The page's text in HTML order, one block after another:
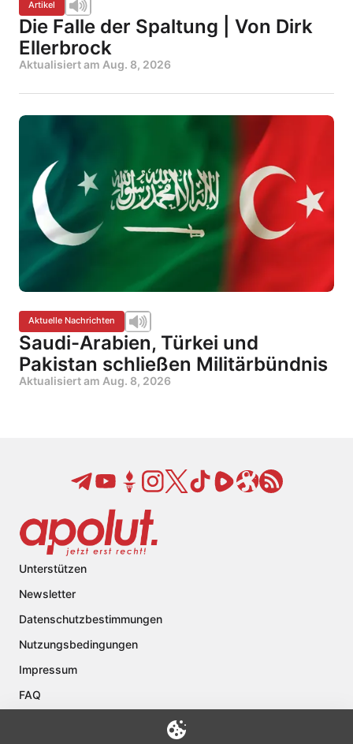
Artikel
Die Falle der Spaltung | Von Dirk
Ellerbrock
Aktualisiert am Aug. 8, 2026
Aktuelle Nachrichten
Saudi-Arabien, Türkei und
Pakistan schließen Militärbündnis
Aktualisiert am Aug. 8, 2026
Unterstützen
Newsletter
Datenschutzbestimmungen
Nutzungsbedingungen
Impressum
FAQ